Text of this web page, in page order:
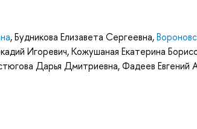
,Будникова Елизавета Сергеевна,
Игоревич,Кожушаная Екатерина
Дарья Дмитриевна,Фадеев Евгений